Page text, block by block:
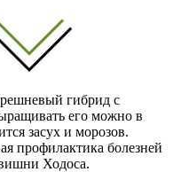
гибрид с
его можно в
засух и морозов.
профилактика болезней
Ходоса.